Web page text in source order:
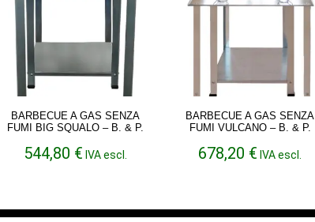
BARBECUE A GAS SENZA
FUMI BIG SQUALO – B. & P.
544,80 € IVA escl.
BARBECUE A GAS SENZA
FUMI VULCANO – B. & P.
678,20 € IVA escl.